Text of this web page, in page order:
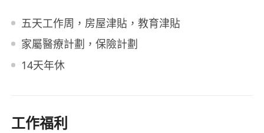
五天工作周，房屋津貼，教育津貼
家屬醫療計劃，保險計劃
14天年休
工作福利